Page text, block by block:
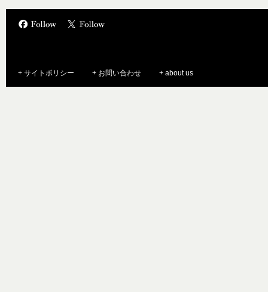
+ サイトポリシー + お問い合わせ + about us